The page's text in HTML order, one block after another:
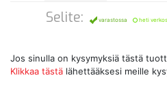
Selite: varastossa heti
Jos sinulla on kysymyksiä tästä
Klikkaa tästä lähettääksesi meille